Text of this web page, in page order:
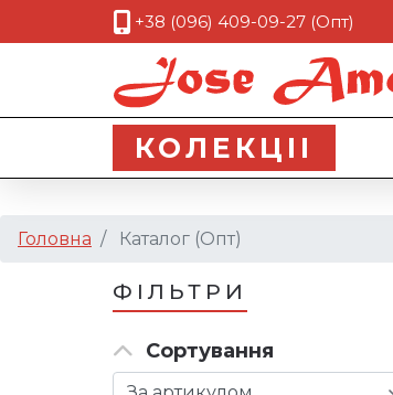
+38 (096) 409-09-27 (Опт)
КОЛЕКЦII
Головна Каталог (Опт)
ФІЛЬТРИ
Сортування